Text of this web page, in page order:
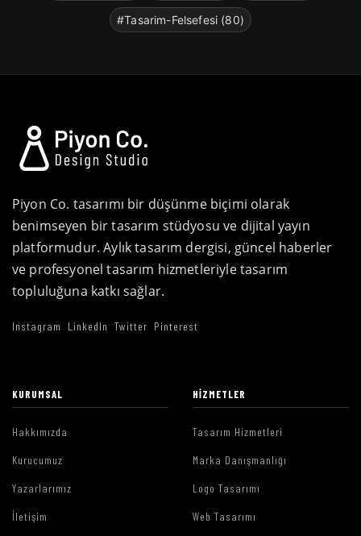
#Tasarim-Felsefesi (80)
Piyon Co. tasarımı bir düşünme biçimi olarak
benimseyen bir tasarım stüdyosu ve dijital yayın
platformudur. Aylık tasarım dergisi, güncel haberler
ve profesyonel tasarım hizmetleriyle tasarım
topluluğuna katkı sağlar.
Instagram LinkedIn Twitter Pinterest
KURUMSAL
Hakkımızda
Kurucumuz
Yazarlarımız
İletişim
HIZMETLER
Tasarım Hizmetleri
Marka Danışmanlığı
Logo Tasarımı
Web Tasarımı